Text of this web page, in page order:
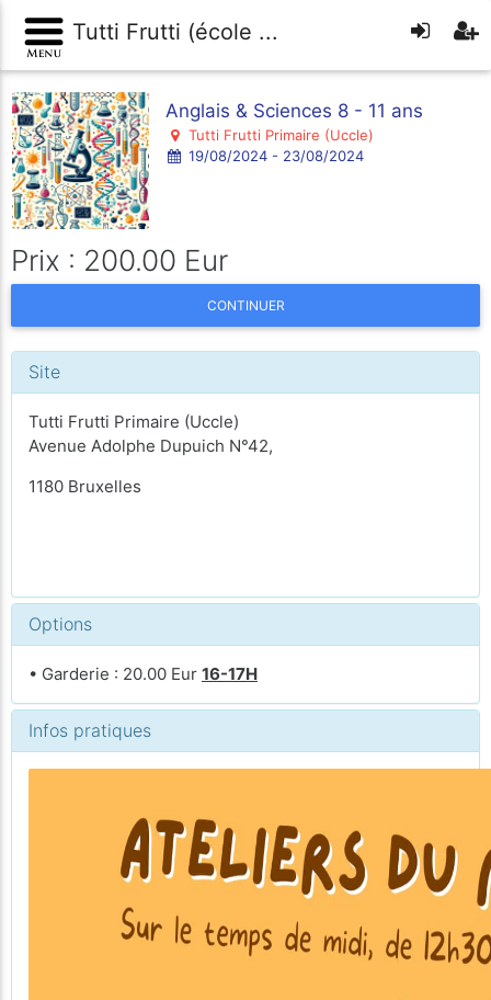
Tutti Frutti (école ...
Anglais & Sciences 8 - 11 ans
Tutti Frutti Primaire (Uccle)
19/08/2024 - 23/08/2024
Prix : 200.00 Eur
CONTINUER
Site
Tutti Frutti Primaire (Uccle)
Avenue Adolphe Dupuich N°42,
1180 Bruxelles
Options
• Garderie : 20.00 Eur 16-17H
Infos pratiques